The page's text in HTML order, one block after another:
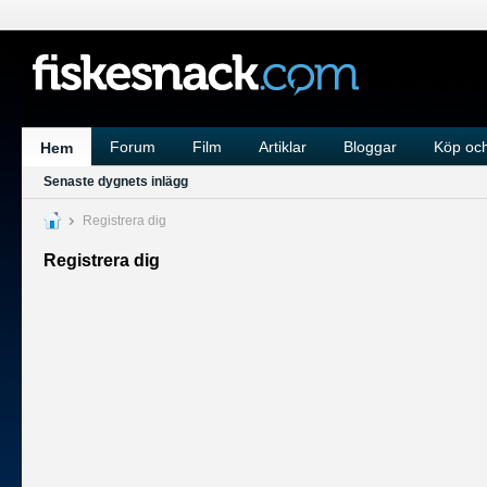
Hem Forum Film Artiklar Bloggar Köp
Senaste dygnets inlägg
Registrera dig
Registrera dig